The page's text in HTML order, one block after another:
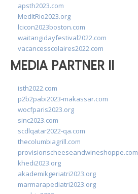
apsth2023.com
MedItRio2023.org
lcicon2023boston.com
waitangidayfestival2022.com
vacancesscolaires2022.com
MEDIA PARTNER II
isth2022.com
p2b2pabi2023-makassar.com
wocfparis2023.org
sinc2023.com
scdlqatar2022-qa.com
thecolumbiagrill.com
provisionscheeseandwineshoppe.com
khedi2023.org
akademikgeriatri2023.org
marmarapediatri2023.org